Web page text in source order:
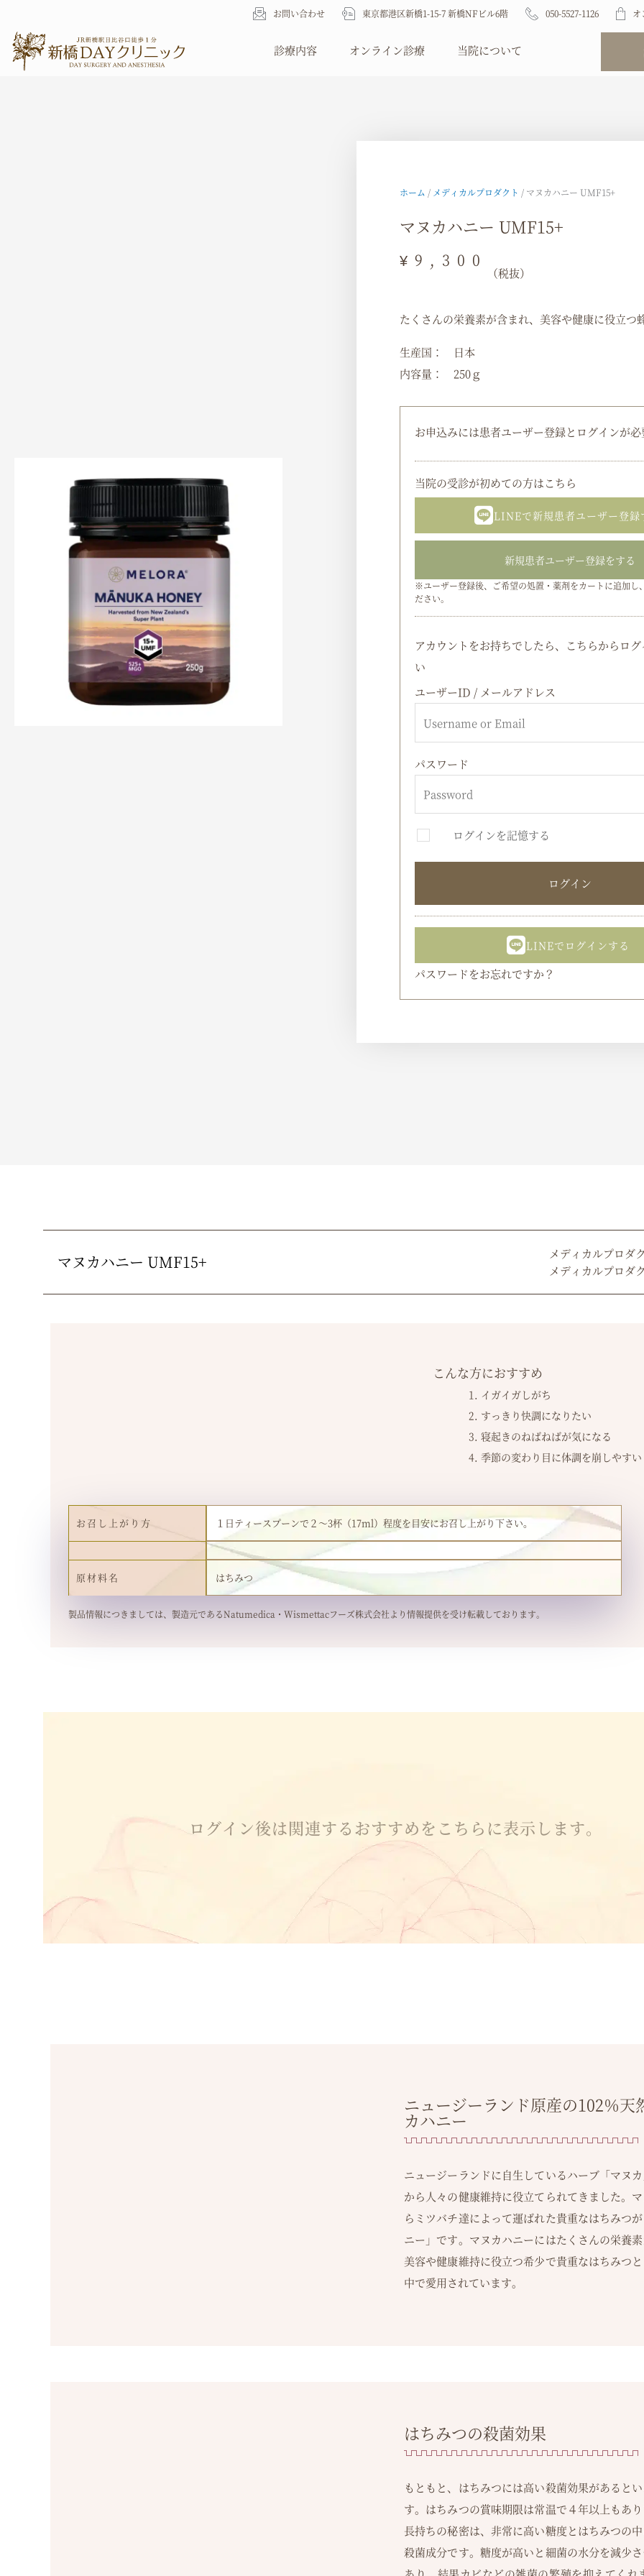
お問い合わせ 東京都港区新橋1-15-7 新橋NFビル6階 050-5527-1126 オ
診療内容 Open 診療内容
オンライン診療 Open オンライン診療
当院について
ホーム / メディカルプロダクト / マヌカハニー UMF15+
マヌカハニー UMF15+
¥ 9,300
（税抜）
たくさんの栄養素が含まれ、美容や健康に役立つ
生産国： 日本
内容量： 250ｇ
お申込みには患者ユーザー登録とログインが必
当院の受診が初めての方はこちら
LINEで新規患者ユーザー登録
新規患者ユーザー登録をする
※ユーザー登録後、ご希望の処置・薬剤をカートに追加し
ださい。
アカウントをお持ちでしたら、こちらからロ
い
ユーザーID / メールアドレス
パスワード
ログインを記憶する
ログイン
LINEでログインする
パスワードをお忘れですか？
マヌカハニー UMF15+
メディカルプロダ
メディカルプロダ
こんな方におすすめ
1. イガイガしがち
2. すっきり快調になりたい
3. 寝起きのねばねばが気になる
4. 季節の変わり目に体調を崩しやすい
お召し上がり方 １日ティースプーンで２～3杯（17ml）程度を目安にお召し上がり下さい。
原材料名 はちみつ
製品情報につきましては、製造元であるNatumedica・Wismettacフーズ株式会社より情報提供を受け転載しております。
ログイン後は関連するおすすめをこちらに表示します。
ニュージーランド原産の102％天
カハニー
ニュージーランドに自生しているハーブ「マヌカ
から人々の健康維持に役立てられてきました。
らミツバチ達によって運ばれた貴重なはちみつ
ニー」です。マヌカハニーにはたくさんの栄養素
美容や健康維持に役立つ希少で貴重なはちみつ
中で愛用されています。
はちみつの殺菌効果
もともと、はちみつには高い殺菌効果があると
す。はちみつの賞味期限は常温で４年以上もあ
長持ちの秘密は、非常に高い糖度とはちみつの
殺菌成分です。糖度が高いと細菌の水分を減少